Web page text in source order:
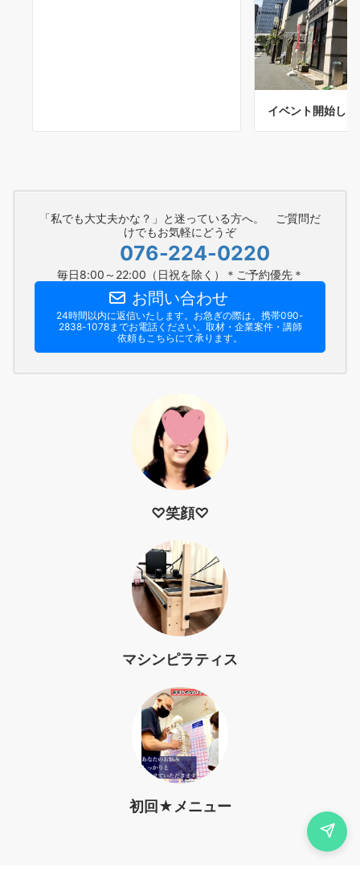
イベント開始し
「私でも大丈夫かな？」と迷っている方へ。 ご質問だ
けでもお気軽にどうぞ
076-224-0220
毎日8:00～22:00（日祝を除く）＊ご予約優先＊
お問い合わせ
24時間以内に返信いたします。お急ぎの際は、携帯090-
2838-1078までお電話ください。​取材・企業案件・講師
依頼もこちらにて承ります。
♡笑顔♡
マシンピラティス
初回★メニュー